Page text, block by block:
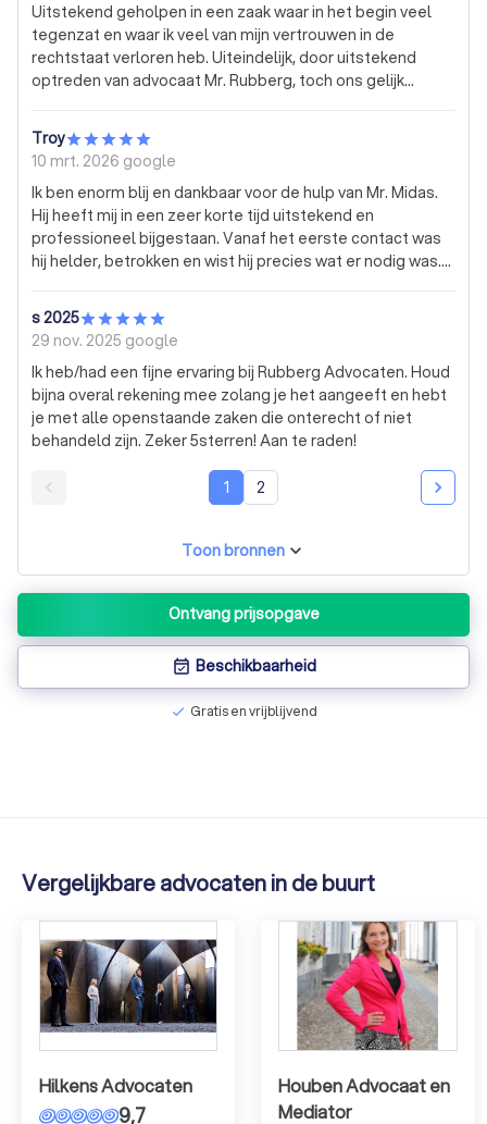
Uitstekend geholpen in een zaak waar in het begin veel
tegenzat en waar ik veel van mijn vertrouwen in de
rechtstaat verloren heb. Uiteindelijk, door uitstekend
optreden van advocaat Mr. Rubberg, toch ons gelijk
dank!
Troy
10 mrt. 2026 google
Ik ben enorm blij en dankbaar voor de hulp van Mr. Midas.
Hij heeft mij in een zeer korte tijd uitstekend en
professioneel bijgestaan. Vanaf het eerste contact was
hij helder, betrokken en wist hij precies wat er nodig was.
afsluiten. Een echte professional die je met een gerust
hart kunt aanbevelen. Hartelijk dank!
s 2025
29 nov. 2025 google
Ik heb/had een fijne ervaring bij Rubberg Advocaten. Houd
bijna overal rekening mee zolang je het aangeeft en hebt
je met alle openstaande zaken die onterecht of niet
behandeld zijn. Zeker 5sterren! Aan te raden!
1 2
Toon bronnen
Ontvang prijsopgave
event_available Beschikbaarheid
check Gratis en vrijblijvend
Vergelijkbare advocaten in de buurt
Hilkens Advocaten
9,7
Houben Advocaat en
Mediator